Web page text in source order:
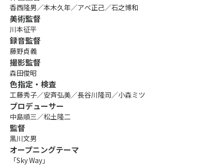
香西隆男／本木久年／アベ正己／石之博和
美術監督
川本征平
録音監督
藤野貞義
撮影監督
森田俊昭
色指定・検査
工藤秀子／安斉弘美／長谷川隆司／小森ミツ
プロデューサー
中島順三／松土隆二
監督
黒川文男
オープニングテーマ
「Sky Way」